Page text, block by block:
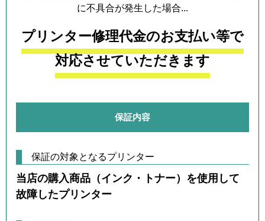
に不具合が発生した場合...
プリンター修理代金のお支払い等で
対応させていただきます
保証内容
保証の対象となるプリンター
当店の購入商品（インク・トナー）を使用して
故障したプリンター